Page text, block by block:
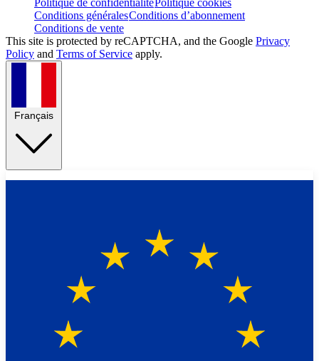
Politique de confidentialitéPolitique cookies
Conditions généralesConditions d’abonnement
Conditions de vente
This site is protected by reCAPTCHA, and the Google Privacy
Policy and Terms of Service apply.
Français